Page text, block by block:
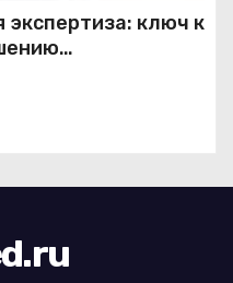
экспертиза: ключ к